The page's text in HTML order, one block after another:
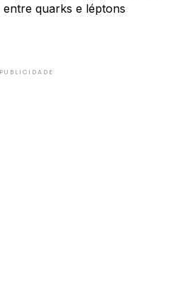
quarks e léptons
PUBLICIDADE